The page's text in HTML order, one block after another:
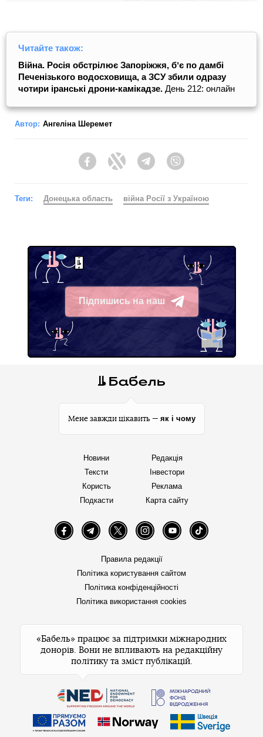
Читайте також:
Війна. Росія обстрілює Запоріжжя, бʼє по дамбі
Печенізького водосховища, а ЗСУ збили одразу
чотири іранські дрони-камікадзе. День 212: онлайн
Автор: Ангеліна Шеремет
FacebookTwitter Telegram
Теги: Донецька область війна Росії з Україною
Підпишись на наш
Telegram
Мене завжди цікавить — як і чому
Новини
Тексти
Користь
Подкасти
Редакція
Інвестори
Реклама
Карта сайту
FacebookTelegramTwitter InstagramYouTube TikTok
Правила редакції
Політика користування сайтом
Політика конфіденційності
Політика використання cookies
«Бабель» працює за підтримки міжнародних
донорів. Вони не впливають на редакційну
політику та зміст публікацій.